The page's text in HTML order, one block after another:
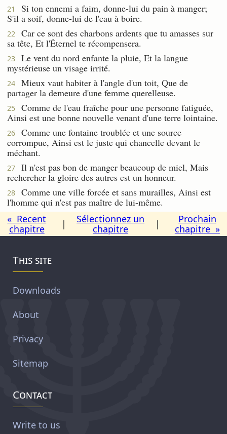
21
Si ton ennemi a faim, donne-lui du pain à manger;
S'il a soif, donne-lui de l'eau à boire.
22
Car ce sont des charbons ardents que tu amasses sur
sa tête, Et l'Éternel te récompensera.
23
Le vent du nord enfante la pluie, Et la langue
mystérieuse un visage irrité.
24
Mieux vaut habiter à l'angle d'un toit, Que de
partager la demeure d'une femme querelleuse.
25
Comme de l'eau fraîche pour une personne fatiguée,
Ainsi est une bonne nouvelle venant d'une terre lointaine.
26
Comme une fontaine troublée et une source
corrompue, Ainsi est le juste qui chancelle devant le
méchant.
27
Il n'est pas bon de manger beaucoup de miel, Mais
rechercher la gloire des autres est un honneur.
28
Comme une ville forcée et sans murailles, Ainsi est
l'homme qui n'est pas maître de lui-même.
« Recent
chapitre
|
Sélectionnez un
chapitre
|
Prochain
chapitre »
This site
Downloads
About
Privacy
Sitemap
Contact
Write to us